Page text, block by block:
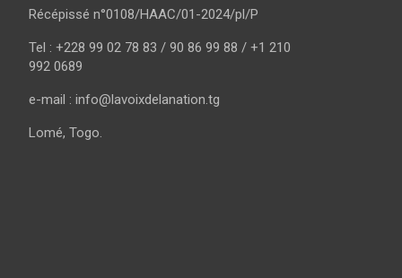
Récépissé n°0108/HAAC/01-2024/pl/P
Tel : +228 99 02 78 83 / 90 86 99 88 / +1 210
992 0689
e-mail : info@lavoixdelanation.tg
Lomé, Togo.